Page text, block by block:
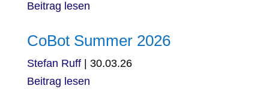
Beitrag lesen
CoBot Summer 2026
Stefan Ruff
30.03.26
Beitrag lesen